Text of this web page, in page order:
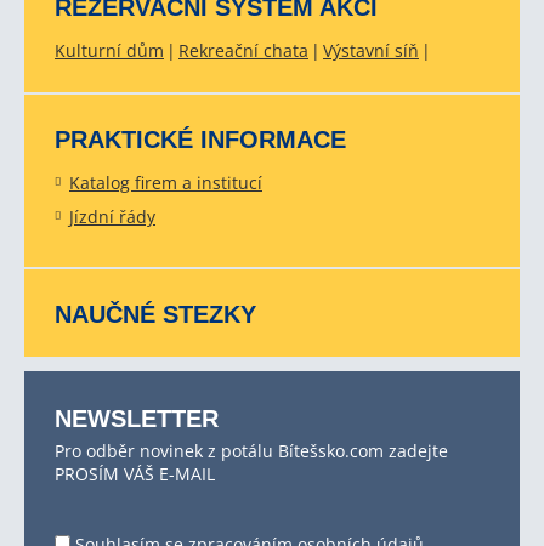
REZERVAČNÍ SYSTÉM AKCÍ
Kulturní dům Rekreační chata Výstavní síň
PRAKTICKÉ INFORMACE
Katalog firem a institucí
Jízdní řády
NAUČNÉ STEZKY
NEWSLETTER
Pro odběr novinek z potálu Bítešsko.com zadejte
PROSÍM VÁŠ E-MAIL